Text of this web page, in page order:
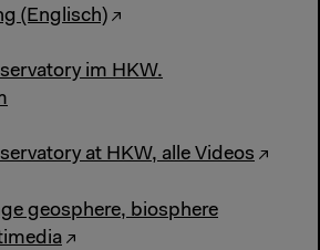
(Englisch)
im HKW.
at HKW, alle Videos
geosphere, biosphere